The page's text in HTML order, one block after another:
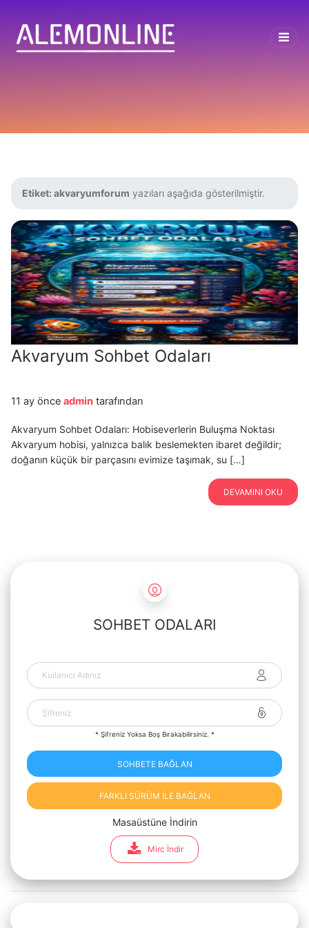
Etiket: akvaryumforum yazıları aşağıda gösterilmiştir.
Akvaryum Sohbet Odaları
11 ay önce admin tarafından
Akvaryum Sohbet Odaları: Hobiseverlerin Buluşma Noktası
Akvaryum hobisi, yalnızca balık beslemekten ibaret değildir;
doğanın küçük bir parçasını evimize taşımak, su […]
DEVAMINI OKU
SOHBET ODALARI
* Şifreniz Yoksa Boş Bırakabilirsiniz. *
SOHBETE BAĞLAN
FARKLI SÜRÜM İLE BAĞLAN
Masaüstüne İndirin
Mirc İndir